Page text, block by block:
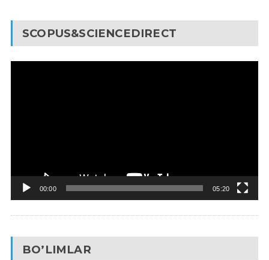
SCOPUS&SCIENCEDIRECT
00:00 05:20
BO’LIMLAR